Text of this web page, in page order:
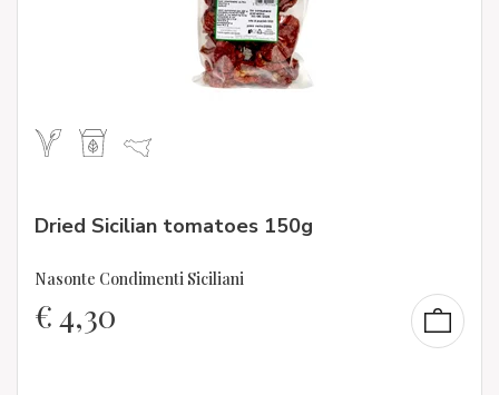
Dried Sicilian tomatoes 150g
Nasonte Condimenti Siciliani
€4,30